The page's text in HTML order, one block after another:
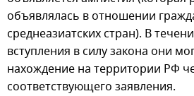
объявлялась в отношении
среднеазиатских стран). В
вступления в силу закона они
нахождение на территории РФ
соответствующего заявления.